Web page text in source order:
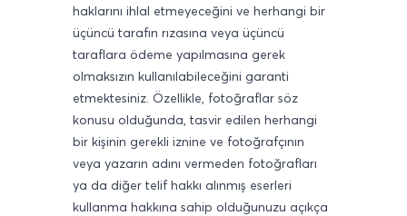
haklarını ihlal etmeyeceğini ve herhangi bir
üçüncü tarafın rızasına veya üçüncü
taraflara ödeme yapılmasına gerek
olmaksızın kullanılabileceğini garanti
etmektesiniz. Özellikle, fotoğraflar söz
konusu olduğunda, tasvir edilen herhangi
bir kişinin gerekli iznine ve fotoğrafçının
veya yazarın adını vermeden fotoğrafları
ya da diğer telif hakkı alınmış eserleri
kullanma hakkına sahip olduğunuzu açıkça